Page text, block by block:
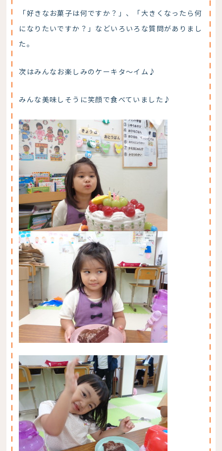
「好きなお菓子は何ですか？」、「大きくなったら何
になりたいですか？」などいろいろな質問がありまし
た。
次はみんなお楽しみのケーキタ～イム♪
みんな美味しそうに笑顔で食べていました♪